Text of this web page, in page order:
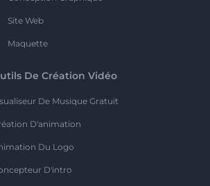
Site Web
Maquette
De Création Vidéo
De Musique Gratuit
D'animation
Du Logo
D'intro